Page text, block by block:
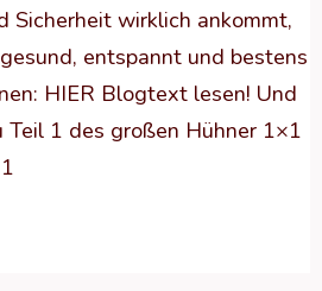
Sicherheit wirklich ankommt,
entspannt und bestens
HIER Blogtext lesen! Und
1 des großen Hühner 1×1